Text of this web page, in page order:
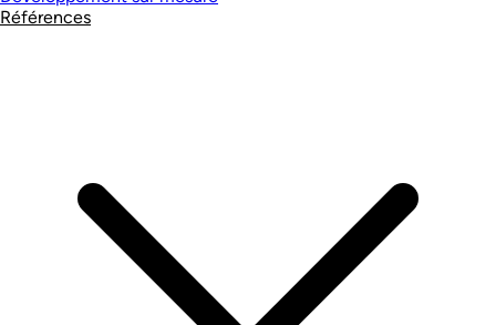
Références